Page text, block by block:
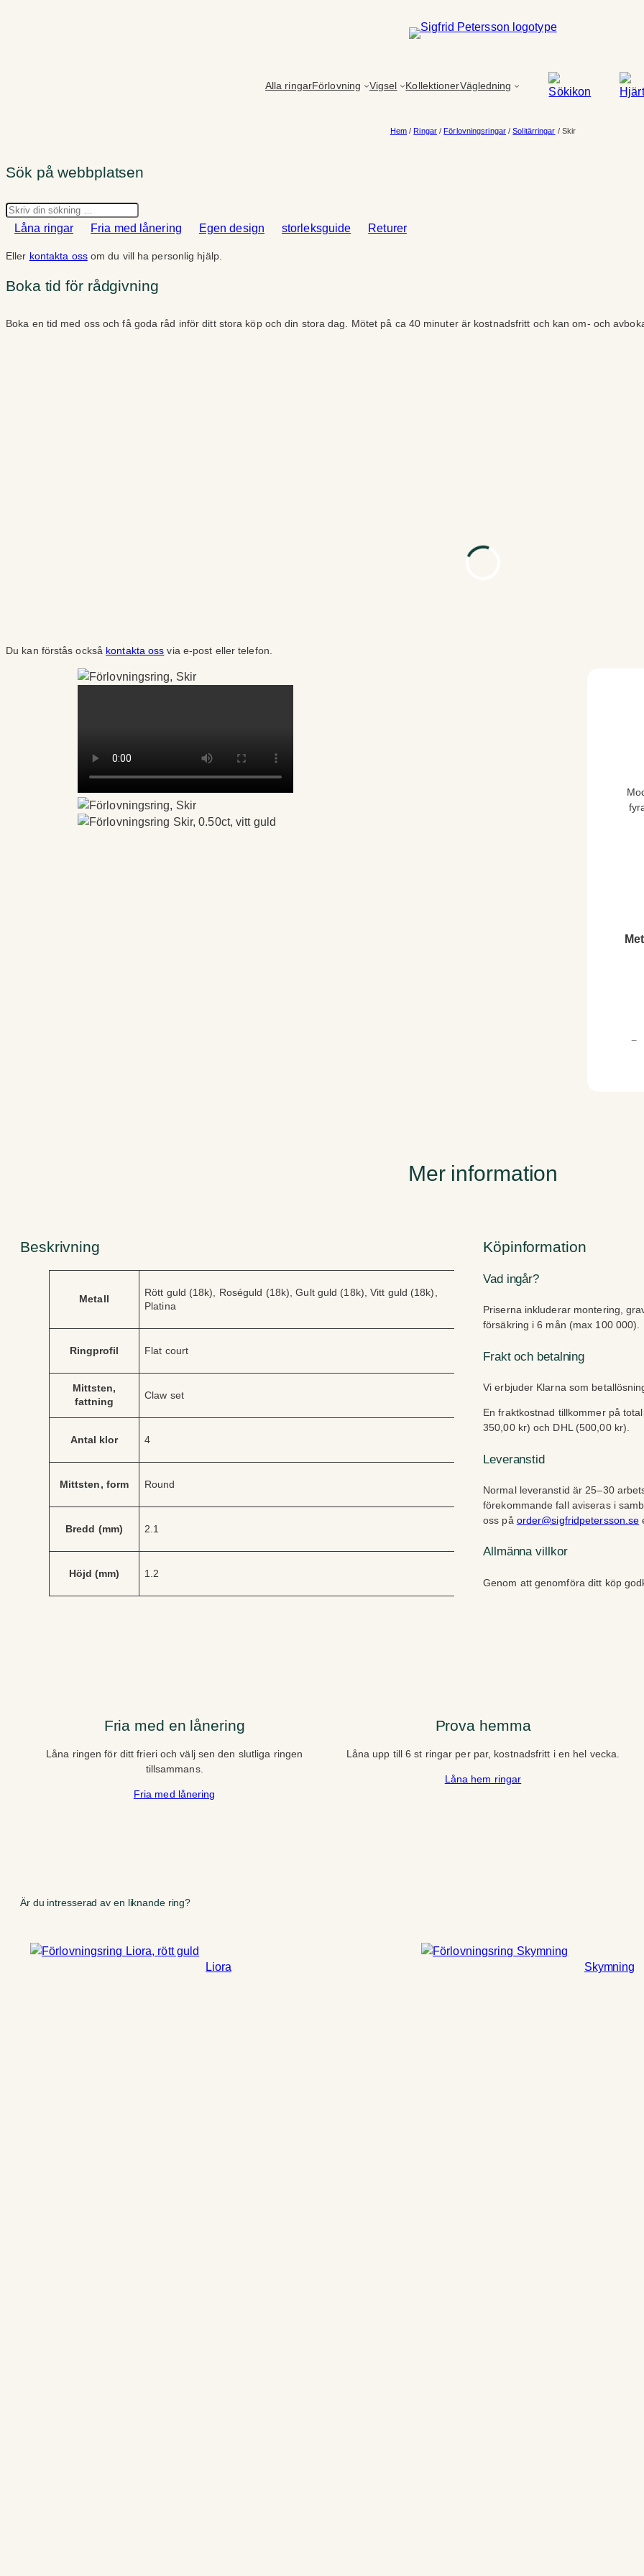
Alla ringarFörlovning Vigsel KollektionerVägledning
Hem /Ringar/Förlovningsringar/Solitärringar / Skir
Sök på webbplatsen
Sök
Låna ringar
Fria med lånering Egen design storleksguide Returer
Eller kontakta ossom du vill ha personlig hjälp.
Boka tid för rådgivning
Boka en tid med oss och få goda råd inför ditt stora köp och din stora dag. Mötet på ca 40 minuter är kostnadsfritt och kan om- och
Du kan förstås också kontakta oss via e-post eller telefon.
−
Mer information
Beskrivning
d
Metall
Rött guld (18k), Roséguld (18k), Gult guld (18k), Vitt guld (18k),
Platina
Ringprofil Flat court
Mittsten,
fattning
Claw set
Antal klor 4
Mittsten, form Round
Bredd (mm) 2.1
Höjd (mm) 1.2
Köpinformation
Vad ingår?
Priserna inkluderar montering,
försäkring i 6 mån (max 100 000).
Frakt och betalning
Vi erbjuder Klarna som
En fraktkostnad tillkommer på
350,00 kr) och DHL (500,00 kr).
Leveranstid
Normal leveranstid är 25–30
förekommande fall aviseras i
oss på order@sigfridpetersson.se
Allmänna villkor
Genom att genomföra ditt köp
Fria med en lånering
Låna ringen för ditt frieri och välj sen den slutliga ringen
tillsammans.
Fria med lånering
Prova hemma
Låna upp till 6 st ringar per par, kostnadsfritt i en hel vecka.
Låna hem ringar
Är du intresserad av en liknande ring?
Liora Skymning